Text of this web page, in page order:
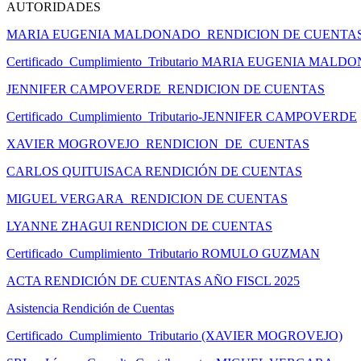
AUTORIDADES
MARIA EUGENIA MALDONADO_RENDICION DE
Certificado_Cumplimiento_Tributario MARIA EUGENIA
JENNIFER CAMPOVERDE_RENDICION DE CUENTAS
Certificado_Cumplimiento_Tributario-JENNIFER CAMPOVERDE
XAVIER MOGROVEJO_RENDICION_DE_CUENTAS
CARLOS QUITUISACA RENDICIÓN DE CUENTAS
MIGUEL VERGARA_RENDICION DE CUENTAS
LYANNE ZHAGUI RENDICION DE CUENTAS
Certificado_Cumplimiento_Tributario ROMULO GUZMAN
ACTA RENDICIÓN DE CUENTAS AÑO FISCL 2025
Asistencia Rendición de Cuentas
Certificado_Cumplimiento_Tributario (XAVIER MOGROVEJO)